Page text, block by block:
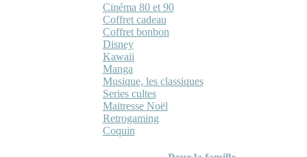
Cinéma 80 et 90
Coffret cadeau
Coffret bonbon
Disney
Kawaii
Manga
Musique, les classiques
Series cultes
Maitresse Noël
Retrogaming
Coquin